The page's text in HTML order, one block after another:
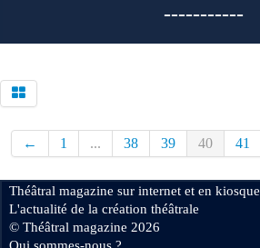
-----------
← 1 ... 38 39 40 41
Théâtral magazine sur internet et en kiosque
L'actualité de la création théâtrale
© Théâtral magazine 2026